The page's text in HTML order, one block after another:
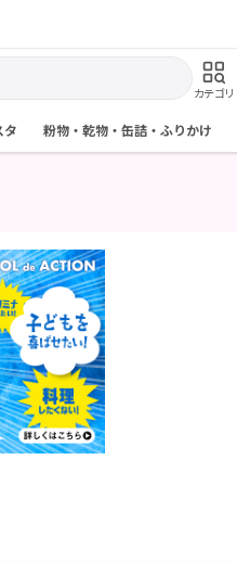
カテゴリ
タ 粉物・乾物・缶詰・ふりかけ